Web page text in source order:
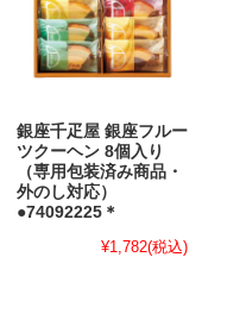
銀座千疋屋 銀座フルー
ツクーヘン 8個入り
（専用包装済み商品・
外のし対応）
●74092225＊
¥1,782(税込)